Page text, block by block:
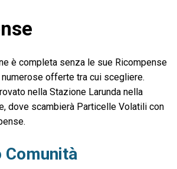
è completa senza le sue Ricompense
offerte tra cui scegliere.
nella Stazione Larunda nella
dove scambierà Particelle Volatili con